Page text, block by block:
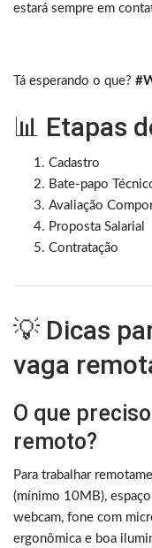
estará sempre em
Tá esperando o que?
📊 Etapas
Cadastro
Bate-papo
Avaliação
Proposta Salarial
Contratação
💡 Dicas
vaga
O que
remoto?
Para trabalhar
(mínimo 10MB),
webcam, fone com
ergonômica e boa